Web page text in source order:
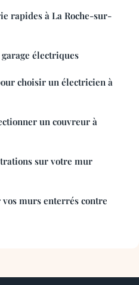
rapides à La Roche-sur-
électriques
choisir un électricien à
un couvreur à
sur votre mur
murs enterrés contre